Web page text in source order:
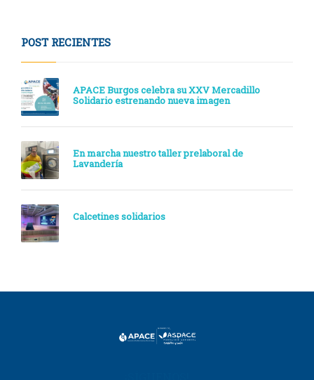
POST RECIENTES
APACE Burgos celebra su XXV Mercadillo
Solidario estrenando nueva imagen
En marcha nuestro taller prelaboral de
Lavandería
Calcetines solidarios